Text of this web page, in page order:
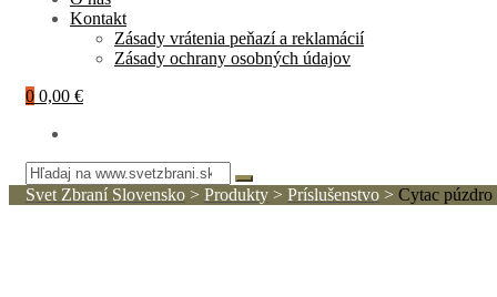
Kontakt
Zásady vrátenia peňazí a reklamácií
Zásady ochrany osobných údajov
0 0,00 €
Svet Zbraní Slovensko > Produkty > Príslušenstvo > Cytac